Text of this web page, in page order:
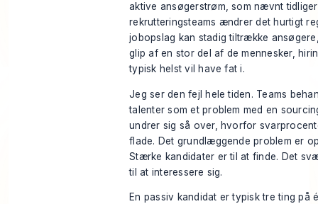
aktive ansøgerstrøm, som nævnt
rekrutteringsteams ændrer det hurtigt
jobopslag kan stadig tiltrække
glip af en stor del af de mennesker,
typisk helst vil have fat i.
Jeg ser den fejl hele tiden. Teams
talenter som et problem med en
undrer sig så over, hvorfor
flade. Det grundlæggende problem er
Stærke kandidater er til at finde. Det
til at interessere sig.
En passiv kandidat er typisk tre ting på